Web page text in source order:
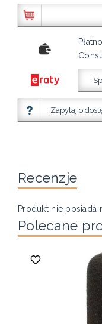
Zapytaj o
Recenzje
Produkt nie posiada
Polecane